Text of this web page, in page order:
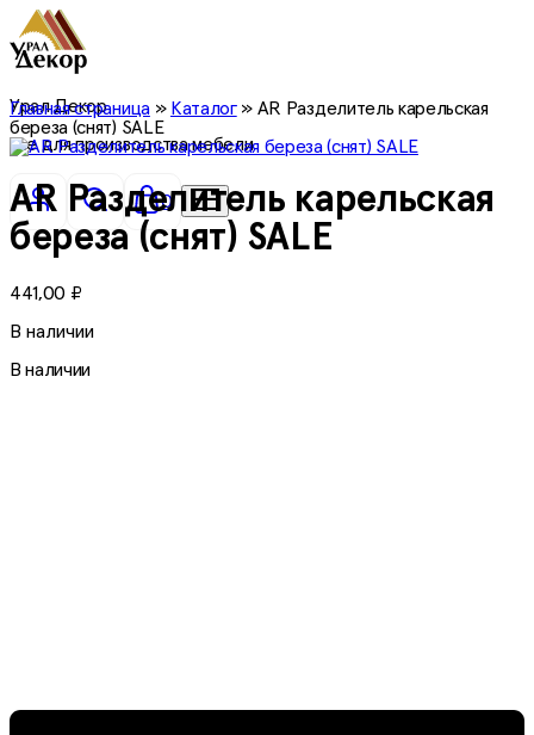
Урал Декор
все для производства мебели
0
Главная страница» Каталог» AR Разделитель карельская
береза (снят) SALE
AR Разделитель карельская
береза (снят) SALE
441,00 ₽
В наличии
В наличии